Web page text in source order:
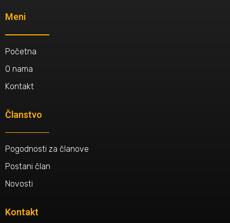
Meni
Početna
O nama
Kontakt
Članstvo
Pogodnosti za članove
Postani član
Novosti
Kontakt